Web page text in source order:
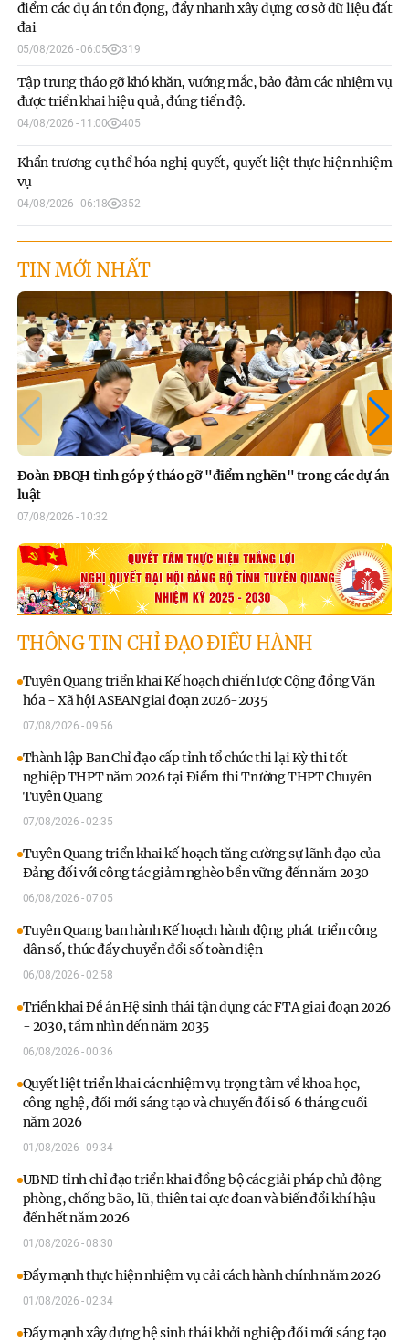
điểm các dự án tồn đọng, đẩy nhanh xây dựng cơ sở dữ liệu đất
đai
05/08/2026 - 06:05 319
Tập trung tháo gỡ khó khăn, vướng mắc, bảo đảm các nhiệm vụ
được triển khai hiệu quả, đúng tiến độ.
04/08/2026 - 11:00 405
Khẩn trương cụ thể hóa nghị quyết, quyết liệt thực hiện nhiệm
vụ
04/08/2026 - 06:18 352
TIN MỚI NHẤT
Đoàn ĐBQH tỉnh góp ý tháo gỡ "điểm nghẽn" trong các dự án
luật
07/08/2026 - 10:32
THÔNG TIN CHỈ ĐẠO ĐIỀU HÀNH
Tuyên Quang triển khai Kế hoạch chiến lược Cộng đồng Văn
hóa - Xã hội ASEAN giai đoạn 2026-2035
07/08/2026 - 09:56
Thành lập Ban Chỉ đạo cấp tỉnh tổ chức thi lại Kỳ thi tốt
nghiệp THPT năm 2026 tại Điểm thi Trường THPT Chuyên
Tuyên Quang
07/08/2026 - 02:35
Tuyên Quang triển khai kế hoạch tăng cường sự lãnh đạo của
Đảng đối với công tác giảm nghèo bền vững đến năm 2030
06/08/2026 - 07:05
Tuyên Quang ban hành Kế hoạch hành động phát triển công
dân số, thúc đẩy chuyển đổi số toàn diện
06/08/2026 - 02:58
Triển khai Đề án Hệ sinh thái tận dụng các FTA giai đoạn 2026
- 2030, tầm nhìn đến năm 2035
06/08/2026 - 00:36
Quyết liệt triển khai các nhiệm vụ trọng tâm về khoa học,
công nghệ, đổi mới sáng tạo và chuyển đổi số 6 tháng cuối
năm 2026
01/08/2026 - 09:34
UBND tỉnh chỉ đạo triển khai đồng bộ các giải pháp chủ động
phòng, chống bão, lũ, thiên tai cực đoan và biến đổi khí hậu
đến hết năm 2026
01/08/2026 - 08:30
Đẩy mạnh thực hiện nhiệm vụ cải cách hành chính năm 2026
01/08/2026 - 02:34
Đẩy mạnh xây dựng hệ sinh thái khởi nghiệp đổi mới sáng tạo